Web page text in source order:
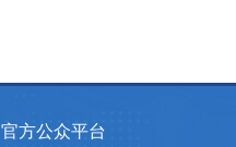
官方公众平台